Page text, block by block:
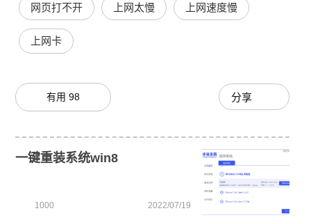
网页打不开 上网太慢 上网速度慢
上网卡
有用 98 分享
一键重装系统win8
1000 2022/07/19